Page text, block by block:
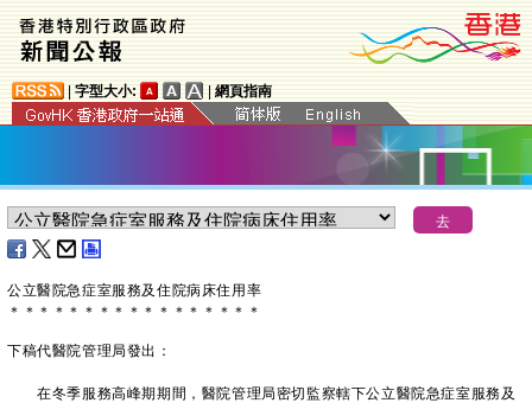
字型大小: 網頁指南
公立醫院急症室服務及住院病床住用率
＊ ＊ ＊ ＊ ＊ ＊ ＊ ＊ ＊ ＊ ＊ ＊ ＊ ＊ ＊ ＊ ＊
下稿代醫院管理局發出：
在冬季服務高峰期期間，醫院管理局密切監察轄下公立醫院急症室服務及